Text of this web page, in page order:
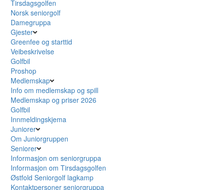
Tirsdagsgolfen
Norsk seniorgolf
Damegruppa
Gjester
Greenfee og starttid
Veibeskrivelse
Golfbil
Proshop
Medlemskap
Info om medlemskap og spill
Medlemskap og priser 2026
Golfbil
Innmeldingskjema
Juniorer
Om Juniorgruppen
Seniorer
Informasjon om seniorgruppa
Informasjon om Tirsdagsgolfen
Østfold Seniorgolf lagkamp
Kontaktpersoner seniorgruppa